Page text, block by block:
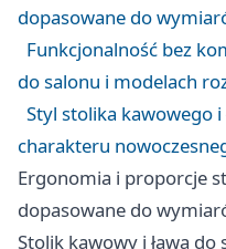
dopasowane do
Funkcjonalność bez
do salonu i modelach
Styl stolika kawowego
charakteru
Ergonomia i proporcje
dopasowane do
Stolik kawowy i ława